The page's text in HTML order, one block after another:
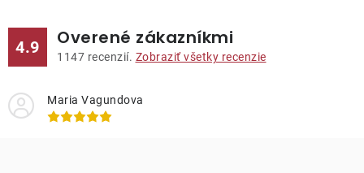
4.9 Overené zákazníkmi
1147 recenzií. Zobraziť všetky recenzie
Maria Vagundova